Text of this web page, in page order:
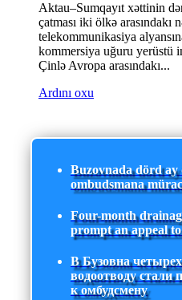
Aktau–Sumqayıt xəttinin
çatması iki ölkə arasındakı
telekommunikasiya
kommersiya uğuru yerüstü
Çinlə Avropa arasındakı...
Ardını oxu
Buzovnada dörd ay
ombudsmana
Four-month
prompt an appeal
В Бузовна
водоотводу стали
к омбудсмену